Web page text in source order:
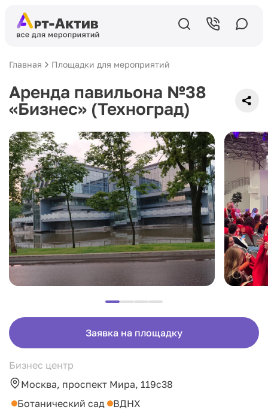
Главная Площадки для мероприятий
Аренда павильона №38
«Бизнес» (Техноград)
Заявка на площадку
Бизнес центр
Москва, проспект Мира, 119с38
Ботанический сад
ВДНХ